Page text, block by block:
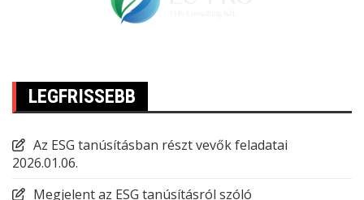
LEGFRISSEBB
Az ESG tanúsításban részt vevők feladatai
2026.01.06.
Megjelent az ESG tanúsításról szóló